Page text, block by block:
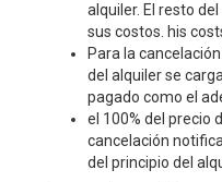
alquiler. El resto
sus costos. his
Para la
del alquiler se
pagado como el
el 100% del precio
cancelación
del principio del